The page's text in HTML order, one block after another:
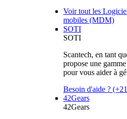
Voir tout les
mobiles (MDM)
SOTI
SOTI
Scantech, en tant
propose une
pour vous aider à
Besoin d'aide ?
42Gears
42Gears